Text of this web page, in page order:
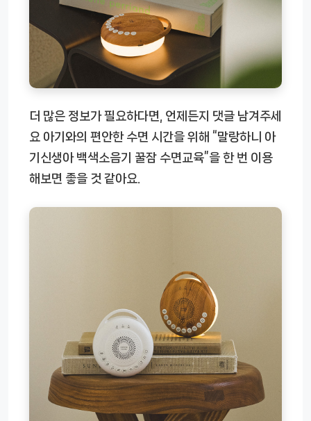
더 많은 정보가 필요하다면, 언제든지 댓글 남겨주세
요 아기와의 편안한 수면 시간을 위해 “말랑하니 아
기신생아 백색소음기 꿀잠 수면교육”을 한 번 이용
해보면 좋을 것 같아요.